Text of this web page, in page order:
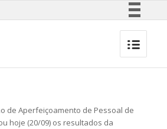
Canais
de Aperfeiçoamento de Pessoal de
hoje (20/09) os resultados da